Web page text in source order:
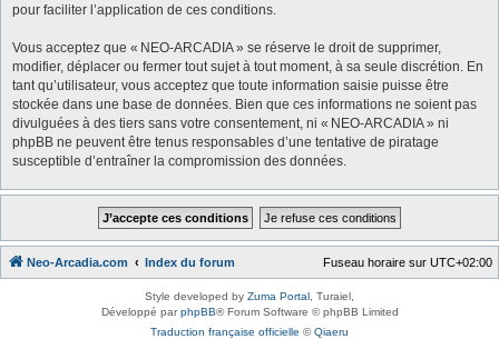
pour faciliter l’application de ces conditions.
Vous acceptez que « NEO-ARCADIA » se réserve le droit de supprimer,
modifier, déplacer ou fermer tout sujet à tout moment, à sa seule discrétion. En
tant qu’utilisateur, vous acceptez que toute information saisie puisse être
stockée dans une base de données. Bien que ces informations ne soient pas
divulguées à des tiers sans votre consentement, ni « NEO-ARCADIA » ni
phpBB ne peuvent être tenus responsables d’une tentative de piratage
susceptible d’entraîner la compromission des données.
Neo-Arcadia.com Index du forum Fuseau horaire sur UTC+02:00
Style developed by Zuma Portal , Turaiel,
Développé parphpBB® Forum Software © phpBB Limited
Traduction française officielle ©Qiaeru